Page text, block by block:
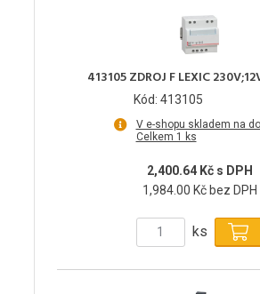
413105 ZDROJ F LEXIC
Kód: 413105
V e-shopu skladem na
Celkem 1 ks
2,400.64 Kč s DPH
1,984.00 Kč bez DPH
ks